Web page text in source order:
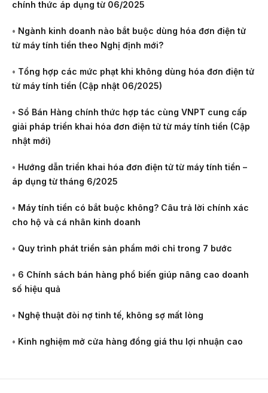
chính thức áp dụng từ 06/2025
• Ngành kinh doanh nào bắt buộc dùng hóa đơn điện tử
từ máy tính tiền theo Nghị định mới?
• Tổng hợp các mức phạt khi không dùng hóa đơn điện tử
từ máy tính tiền (Cập nhật 06/2025)
• Sổ Bán Hàng chính thức hợp tác cùng VNPT cung cấp
giải pháp triển khai hóa đơn điện tử từ máy tính tiền (Cập
nhật mới)
• Hướng dẫn triển khai hóa đơn điện tử từ máy tính tiền –
áp dụng từ tháng 6/2025
• Máy tính tiền có bắt buộc không? Câu trả lời chính xác
cho hộ và cá nhân kinh doanh
• Quy trình phát triển sản phẩm mới chỉ trong 7 bước
• 6 Chính sách bán hàng phổ biến giúp nâng cao doanh
số hiệu quả
• Nghệ thuật đòi nợ tinh tế, không sợ mất lòng
• Kinh nghiệm mở cửa hàng đồng giá thu lợi nhuận cao